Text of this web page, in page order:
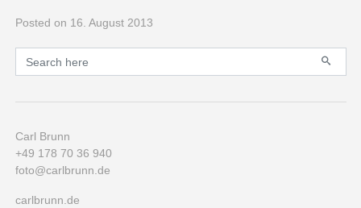
Posted on 16. August 2013
Primary
Search for:
Carl Brunn
+49 178 70 36 940
foto@carlbrunn.de
carlbrunn.de